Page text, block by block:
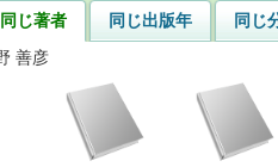
同じ著者 同じ出版年 同じ
善彦